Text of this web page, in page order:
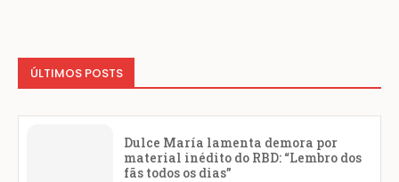
ÚLTIMOS POSTS
Dulce María lamenta demora por
material inédito do RBD: “Lembro dos
fãs todos os dias”